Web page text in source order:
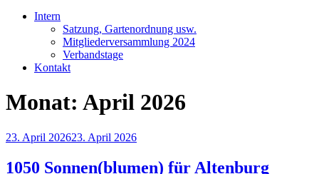
Intern
Satzung, Gartenordnung usw.
Mitgliederversammlung 2024
Verbandstage
Kontakt
Monat: April 2026
Veröffentlicht
23. April 202623. April 2026
1050 Sonnen(blumen) für Altenburg